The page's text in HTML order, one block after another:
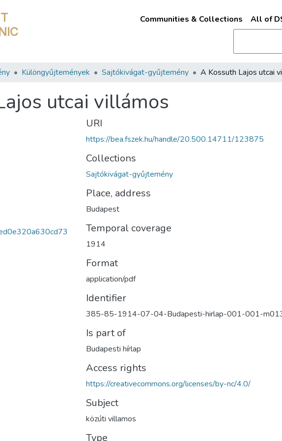
Communities & Collections All of
Különgyűjtemények Sajtókivágat-gyűjtemény
utcai villámos
URI
https://bea.fszek.hu/handle/20.500.14711/123875
Collections
Sajtókivágat-gyűjtemény
Place, address
Budapest
Temporal coverage
1914
Format
application/pdf
Identifier
385-85-1914-07-04-Budapesti-hirlap-001-001-
Is part of
Budapesti hírlap
Access rights
https://creativecommons.org/licenses/by-nc/4.0/
Subject
közúti villamos
Type